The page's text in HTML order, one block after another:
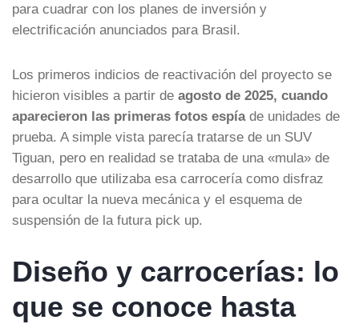
para cuadrar con los planes de inversión y
electrificación anunciados para Brasil.
Los primeros indicios de reactivación del proyecto se
hicieron visibles a partir de agosto de 2025, cuando
aparecieron las primeras fotos espíade unidades de
prueba. A simple vista parecía tratarse de un SUV
Tiguan, pero en realidad se trataba de una «mula» de
desarrollo que utilizaba esa carrocería como disfraz
para ocultar la nueva mecánica y el esquema de
suspensión de la futura pick up.
Diseño y carrocerías: lo
que se conoce hasta